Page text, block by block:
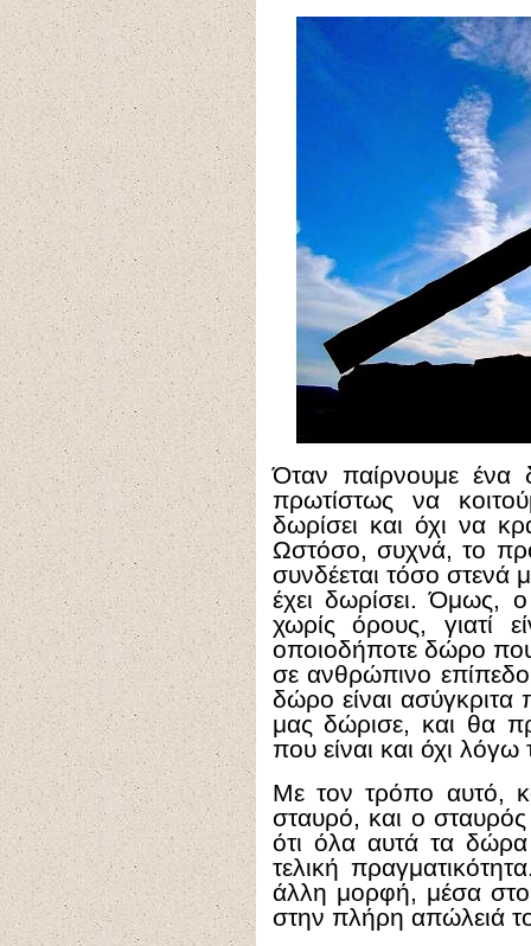
Όταν παίρνουμε
πρωτίστως να
δωρίσει και όχι να
Ωστόσο, συχνά, το
συνδέεται τόσο στενά
έχει δωρίσει. Όμως,
χωρίς όρους, γιατί
οποιοδήποτε δώρο
σε ανθρώπινο
δώρο είναι
μας δώρισε, και θα
που είναι και όχι
Με τον τρόπο αυτό,
σταυρό, και ο σταυρός
ότι όλα αυτά τα
τελική
άλλη μορφή, μέσα
στην πλήρη απώλειά